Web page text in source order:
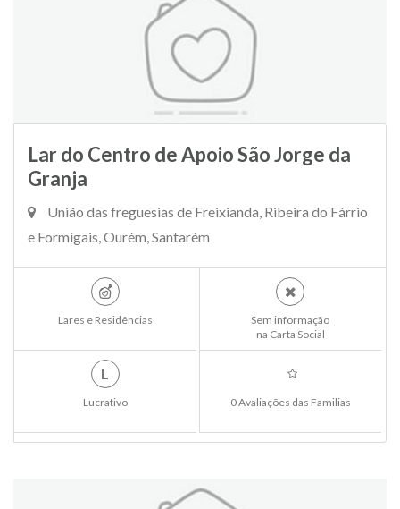
Lar do Centro de Apoio São Jorge da
Granja
União das freguesias de Freixianda, Ribeira do Fárrio
e Formigais, Ourém, Santarém
Lares e Residências
Sem informação
na Carta Social
L
Lucrativo 0 Avaliações das Familias